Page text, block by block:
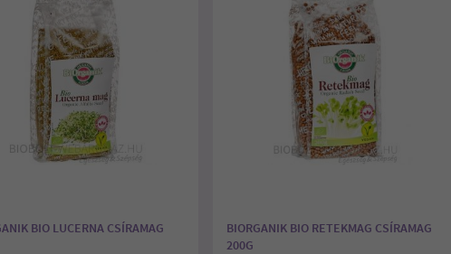
BIO LUCERNA CSÍRAMAG
BIORGANIK BIO RETEKMAG CSÍRAMAG
200G